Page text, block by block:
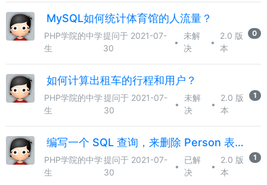
MySQL如何统计体育馆的人流量？
PHP学院的中学
生
提问于 2021-07-
30
•
未解
决
•
2.0 版
本
0
如何计算出租车的行程和用户？
PHP学院的中学
生
提问于 2021-07-
30
•
未解
决
•
2.0 版
本
1
编写一个 SQL 查询，来删除 Person 表中所有重复的电子邮箱？
PHP学院的中学
生
提问于 2021-07-
30
•
已解
决
•
2.0 版
本
1